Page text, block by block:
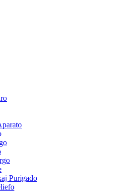
Purigado